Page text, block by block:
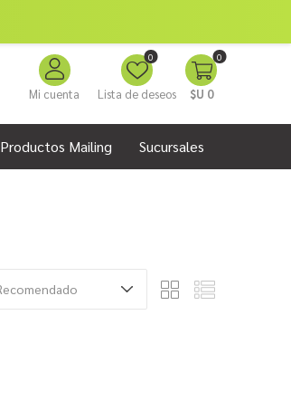
Mi cuenta Lista de deseos
0 0
$U 0
Productos Mailing Sucursales